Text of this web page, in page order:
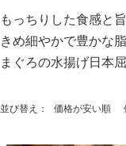
もっちりした食感と
きめ細やかで豊かな
まぐろの水揚げ日本
並び替え 価格が安い順